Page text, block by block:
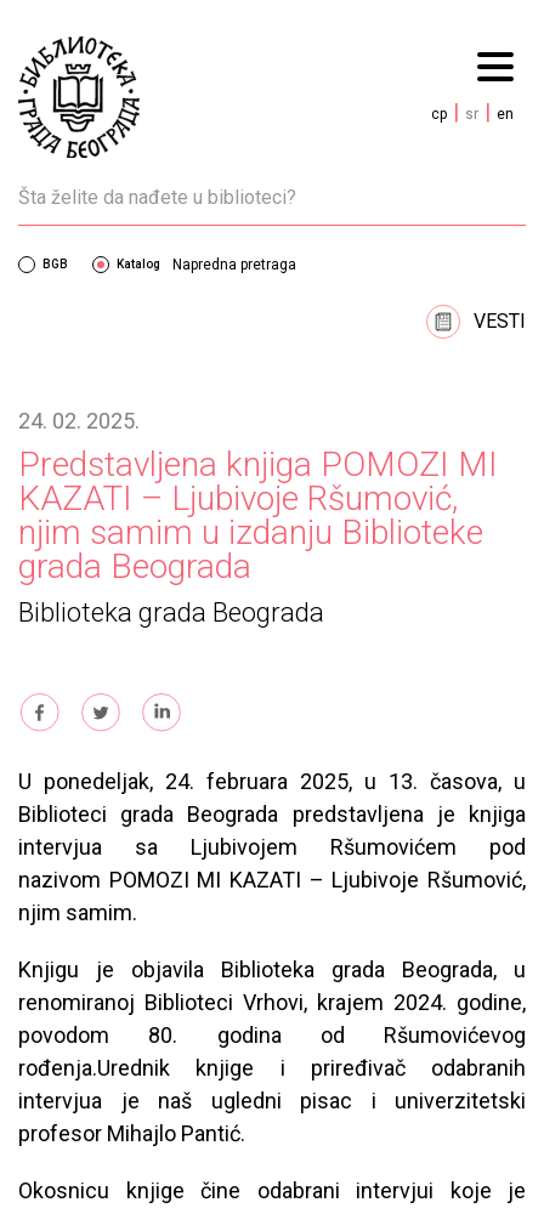
BGB Katalog Napredna pretraga
cp | sr | en
VESTI
24. 02. 2025.
Predstavljena knjiga POMOZI MI
KAZATI – Ljubivoje Ršumović,
njim samim u izdanju Biblioteke
grada Beograda
Biblioteka grada Beograda
U ponedeljak, 24. februara 2025, u 13. časova, u
Biblioteci grada Beograda predstavljena je knjiga
intervjua sa Ljubivojem Ršumovićem pod
nazivom POMOZI MI KAZATI – Ljubivoje Ršumović,
njim samim.
Knjigu je objavila Biblioteka grada Beograda, u
renomiranoj Biblioteci Vrhovi, krajem 2024. godine,
povodom 80. godina od Ršumovićevog
rođenja.Urednik knjige i priređivač odabranih
intervjua je naš ugledni pisac i univerzitetski
profesor Mihajlo Pantić.
Okosnicu knjige čine odabrani intervjui koje je